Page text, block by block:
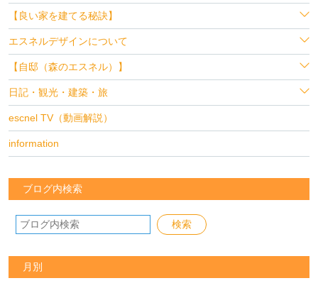
【良い家を建てる秘訣】
エスネルデザインについて
【自邸（森のエスネル）】
日記・観光・建築・旅
escnel TV（動画解説）
information
ブログ内検索
月別